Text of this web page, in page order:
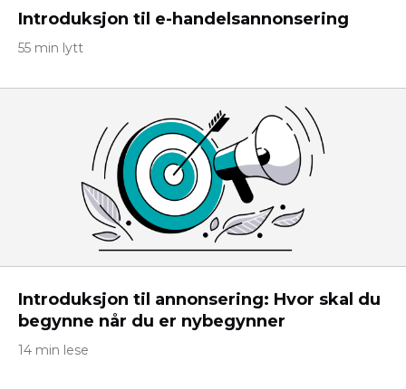
Introduksjon til e-handelsannonsering
55 min lytt
Introduksjon til annonsering: Hvor skal du
begynne når du er nybegynner
14 min lese